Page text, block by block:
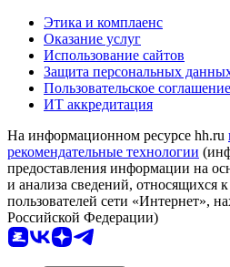
Этика и комплаенс
Оказание услуг
Использование сайтов
Защита персональных
Пользовательское соглашение
ИТ аккредитация
На информационном ресурсе hh.ru
рекомендательные технологии
предоставления информации на
и анализа сведений, относящихся
пользователей сети «Интернет»,
Российской Федерации)